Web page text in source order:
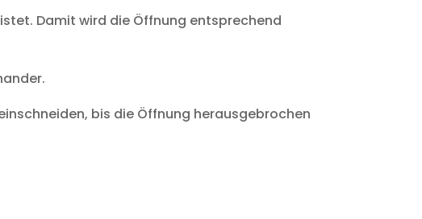
Damit wird die Öffnung entsprechend
bis die Öffnung herausgebrochen